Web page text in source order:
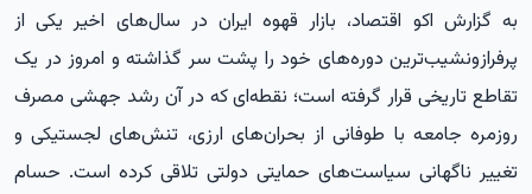
به گزارش اکو اقتصاد، بازار قهوه ایران در سال‌های اخیر یکی از
پرفرازونشیب‌ترین دوره‌های خود را پشت سر گذاشته و امروز در یک
تقاطع تاریخی قرار گرفته است؛ نقطه‌ای که در آن رشد جهشی مصرف
روزمره جامعه با طوفانی از بحران‌های ارزی، تنش‌های لجستیکی و
تغییر ناگهانی سیاست‌های حمایتی دولتی تلاقی کرده است. حسام